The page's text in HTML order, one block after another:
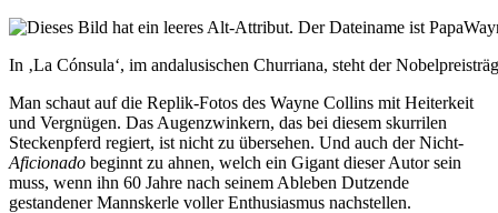
In ‚La Cónsula‘, im andalusischen Churriana, steht der
Man schaut auf die Replik-Fotos des Wayne Collins mit Heiterkeit
und Vergnügen. Das Augenzwinkern, das bei diesem skurrilen
Steckenpferd regiert, ist nicht zu übersehen. Und auch der Nicht-
Aficionado beginnt zu ahnen, welch ein Gigant dieser Autor sein
muss, wenn ihn 60 Jahre nach seinem Ableben Dutzende
gestandener Mannskerle voller Enthusiasmus nachstellen.